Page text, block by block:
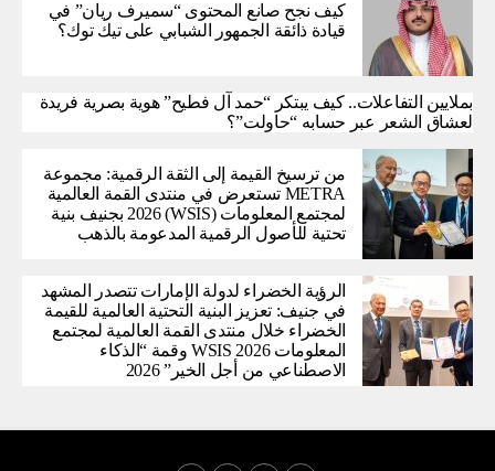
كيف نجح صانع المحتوى “سميرف ريان” في
قيادة ذائقة الجمهور الشبابي على تيك توك؟
بملايين التفاعلات.. كيف يبتكر “حمد آل فطيح” هوية بصرية فريدة
لعشاق الشعر عبر حسابه “حاولت”؟
من ترسيخ القيمة إلى الثقة الرقمية: مجموعة
METRA تستعرض في منتدى القمة العالمية
لمجتمع المعلومات (WSIS) 2026 بجنيف بنية
تحتية للأصول الرقمية المدعومة بالذهب
الرؤية الخضراء لدولة الإمارات تتصدر المشهد
في جنيف: تعزيز البنية التحتية العالمية للقيمة
الخضراء خلال منتدى القمة العالمية لمجتمع
المعلومات WSIS 2026 وقمة “الذكاء
الاصطناعي من أجل الخير” 2026